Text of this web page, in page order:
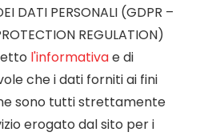
DATI PERSONALI (GDPR –
REGULATION)
l'informativae di
che i dati forniti ai fini
sono tutti strettamente
erogato dal sito per i